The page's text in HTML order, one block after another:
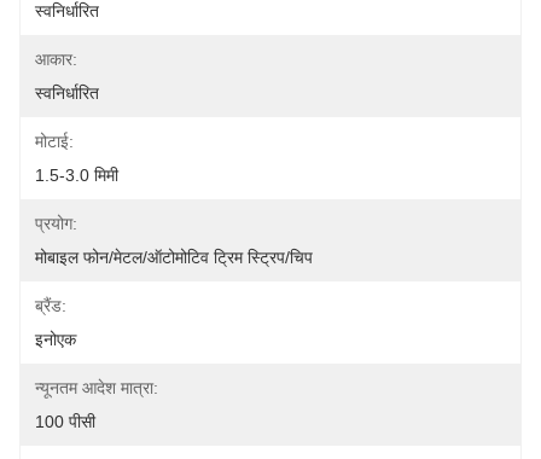
स्वनिर्धारित
आकार:
स्वनिर्धारित
मोटाई:
1.5-3.0 मिमी
प्रयोग:
मोबाइल फोन/मेटल/ऑटोमोटिव ट्रिम स्ट्रिप/चिप
ब्रैंड:
इनोएक
न्यूनतम आदेश मात्रा:
100 पीसी